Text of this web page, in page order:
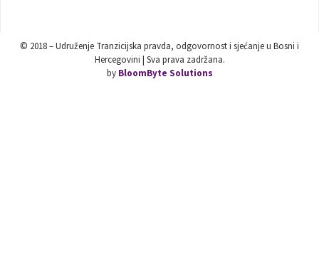
© 2018 – Udruženje Tranzicijska pravda, odgovornost i sjećanje u Bosni i
Hercegovini | Sva prava zadržana.
by BloomByte Solutions